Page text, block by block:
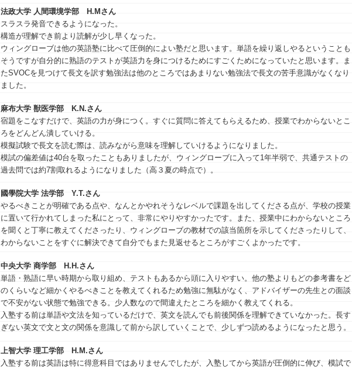
法政大学 人間環境学部
H.Mさん
スラスラ発音できるようになった。
構造が理解でき前より読解が少し早くなった。
ウィングローブは他の英語塾に比べて圧倒的によい塾だと思います。単語を繰り返しやるということも
そうですが自分的に熟語のテストが英語力を身につけるためにすごくためになっていたと思います。ま
たSVOCを見つけて長文を訳す勉強法は他のところではあまりない勉強法で長文の苦手意識がなくなり
ました。
麻布大学 獣医学部
K.N.さん
宿題をこなすだけで、英語の力が身につく。すぐに質問に答えてもらえるため、授業でわからないとこ
ろをどんどん潰していける。
模擬試験で長文を読む際は、読みながら意味を理解していけるようになりました。
模試の偏差値は40台を取ったこともありましたが、ウィングローブに入って1年半弱で、共通テストの
過去問では約7割取れるようになりました（高３夏の時点で）。
國學院大学 法学部 Y.T.さん
やるべきことが明確である点や、なんとかやれそうなレベルで課題を出してくださる点が、学校の授業
に置いて行かれてしまった私にとって、非常にやりやすかったです。また、授業中にわからないところ
を聞くと丁寧に教えてくださったり、ウィングローブの教材での該当箇所を示してくださったりして、
わからないことをすぐに解決できて自分でもまた見返せるところがすごくよかったです。
中央大学 商学部
H.H.さん
単語・熟語に早い時期から取り組め、テストもあるから頭に入りやすい。他の塾よりもどの参考書をど
のくらいなど細かくやるべきことを教えてくれるため勉強に無駄がなく、アドバイザーの先生との面談
で不安がない状態で勉強できる。少人数なので間違えたところを細かく教えてくれる。
入塾する前は単語や文法を知っているだけで、英文を読んでも前後関係を理解できていなかった。長す
ぎない英文で文と文の関係を意識して前から訳していくことで、少しずつ読めるようになったと思う。
上智大学 理工学部
H.M.さん
入塾する前は英語は特に得意科目ではありませんでしたが、入塾してから英語が圧倒的に伸び、模試で